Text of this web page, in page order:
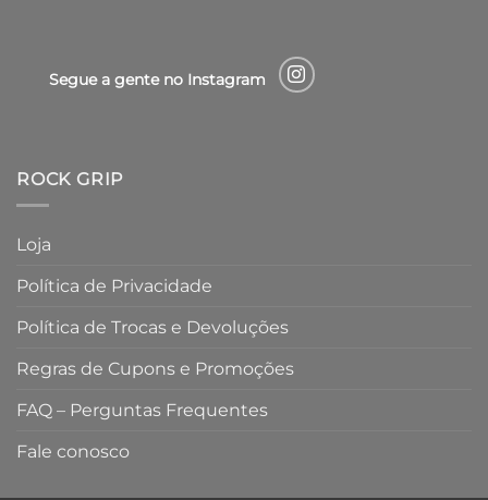
Segue a gente no Instagram
ROCK GRIP
Loja
Política de Privacidade
Política de Trocas e Devoluções
Regras de Cupons e Promoções
FAQ – Perguntas Frequentes
Fale conosco